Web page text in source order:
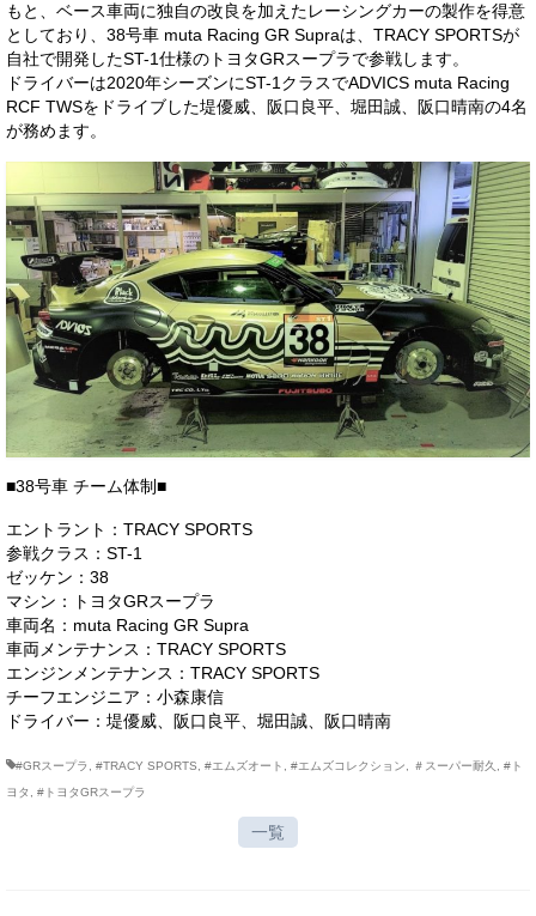
店舗情報
会社概要
トップメッセージ
スタッフ紹介
ブログ
イベント
ニュース
スタッフブログ
お客様の声
お問い合わせ
電話はこちら
もと、ベース車両に独自の改良を加えたレーシングカーの製作を得意
としており、38号車 muta Racing GR Supraは、TRACY SPORTSが
自社で開発したST-1仕様のトヨタGRスープラで参戦します。
ドライバーは2020年シーズンにST-1クラスでADVICS muta Racing
RCF TWSをドライブした堤優威、阪口良平、堀田誠、阪口晴南の4名
が務めます。
■38号車 チーム体制■
エントラント：TRACY SPORTS
参戦クラス：ST-1
ゼッケン：38
マシン：トヨタGRスープラ
車両名：muta Racing GR Supra
車両メンテナンス：TRACY SPORTS
エンジンメンテナンス：TRACY SPORTS
チーフエンジニア：小森康信
ドライバー：堤優威、阪口良平、堀田誠、阪口晴南
#GRスープラ #TRACY SPORTS #エムズオート #エムズコレクション ＃スーパー耐久
#ト
ヨタ
#トヨタGRスープラ
一覧